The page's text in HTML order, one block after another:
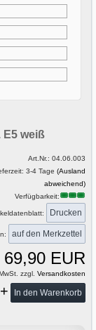
E5 weiß
Art.Nr.: 04.06.003
3-4 Tage (Ausland
abweichend)
Verfügbarkeit:
Drucken
69,90 EUR
zzgl. Versandkosten
+